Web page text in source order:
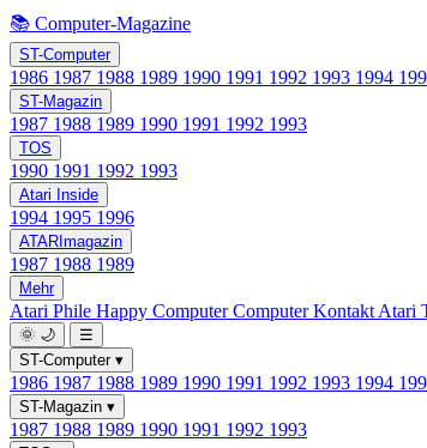
📚 Computer-Magazine
ST-Computer
1986 1987 1988 1989 1990 1991 1992 1993 1994
ST-Magazin
1987 1988 1989 1990 1991 1992 1993
TOS
1990 1991 1992 1993
Atari Inside
1994 1995 1996
ATARImagazin
1987 1988 1989
Mehr
Atari Phile Happy ComputerComputer Kontakt Atari
🌞 🌙
☰
ST-Computer ▾
1986 1987 1988 1989 1990 1991 1992 1993 1994
ST-Magazin ▾
1987 1988 1989 1990 1991 1992 1993